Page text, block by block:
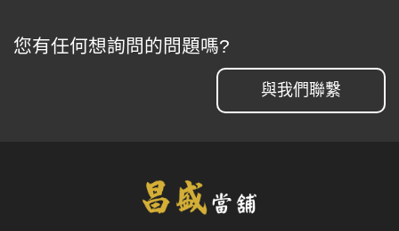
您有任何想詢問的問題嗎?
與我們聯繫